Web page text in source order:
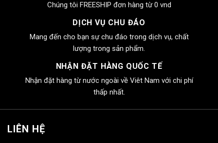
Chúng tôi FREESHIP đơn hàng từ 0 vnd
DỊCH VỤ CHU ĐÁO
Mang đến cho bạn sự chu đáo trong dịch vụ, chất
lượng trong sản phẩm.
NHẬN ĐẶT HÀNG QUỐC TẾ
Nhận đặt hàng từ nước ngoài về Viêt Nam với chi phí
thấp nhất.
LIÊN HỆ